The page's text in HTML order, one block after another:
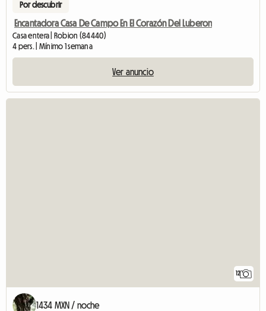
Por descubrir
Encantadora Casa De Campo En El Corazón Del Luberon
Casa entera | Robion (84440)
4 pers. | Mínimo 1 semana
Ver anuncio
12
1434 MXN / noche